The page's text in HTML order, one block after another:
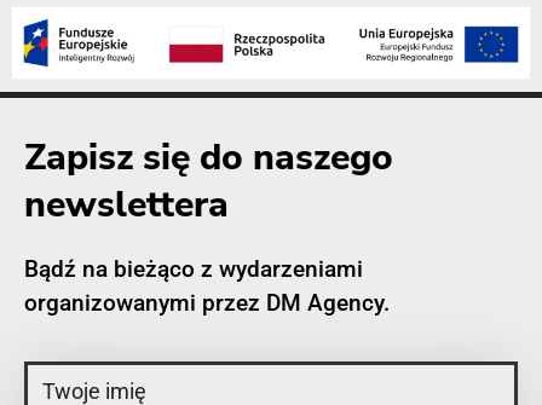
Zapisz się do naszego
newslettera
Bądź na bieżąco z wydarzeniami
organizowanymi przez DM Agency.
Twoje imię